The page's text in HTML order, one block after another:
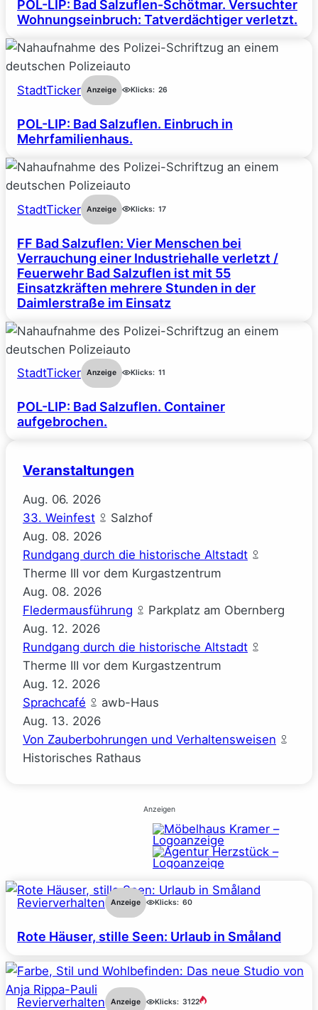
POL-LIP: Bad Salzuflen-Schötmar. Versuchter
Wohnungseinbruch: Tatverdächtiger verletzt.
StadtTicker Anzeige Klicks: 26
POL-LIP: Bad Salzuflen. Einbruch in
Mehrfamilienhaus.
StadtTicker Anzeige Klicks: 17
FF Bad Salzuflen: Vier Menschen bei
Verrauchung einer Industriehalle verletzt /
Feuerwehr Bad Salzuflen ist mit 55
Einsatzkräften mehrere Stunden in der
Daimlerstraße im Einsatz
StadtTicker Anzeige Klicks: 11
POL-LIP: Bad Salzuflen. Container
aufgebrochen.
Veranstaltungen
Aug. 06. 2026
33. Weinfest
Salzhof
Aug. 08. 2026
Rundgang durch die historische Altstadt
Therme III vor dem Kurgastzentrum
Aug. 08. 2026
Fledermausführung
Parkplatz am Obernberg
Aug. 12. 2026
Rundgang durch die historische Altstadt
Therme III vor dem Kurgastzentrum
Aug. 12. 2026
Sprachcafé
awb-Haus
Aug. 13. 2026
Von Zauberbohrungen und Verhaltensweisen
Historisches Rathaus
Anzeigen
Revierverhalten Anzeige Klicks: 60
Rote Häuser, stille Seen: Urlaub in Småland
Revierverhalten Anzeige Klicks: 3122